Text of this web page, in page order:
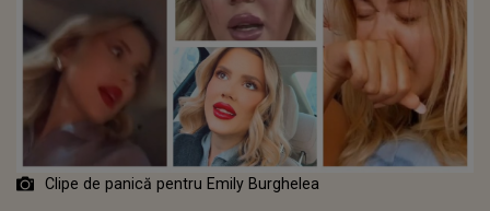
Clipe de panică pentru Emily Burghelea